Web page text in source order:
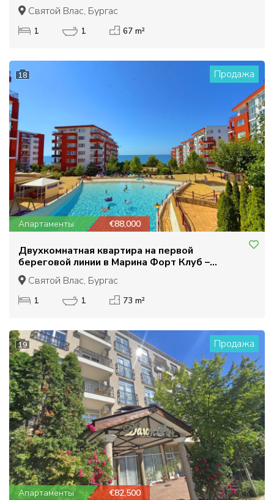
Святой Влас, Бургас
1 1 67 m²
18 Продажа
Апартаменты €88,000
Двухкомнатная квартира на первой
береговой линии в Марина Форт Клуб –
Святой Влас
Святой Влас, Бургас
1 1 73 m²
19 Продажа
Апартаменты €82,500